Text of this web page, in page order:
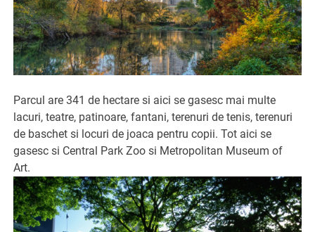
Parcul are 341 de hectare si aici se gasesc mai multe
lacuri, teatre, patinoare, fantani, terenuri de tenis, terenuri
de baschet si locuri de joaca pentru copii. Tot aici se
gasesc si Central Park Zoo si Metropolitan Museum of
Art.